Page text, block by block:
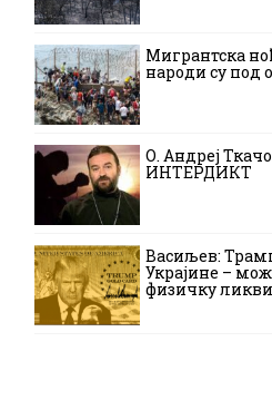
Мигрантска
народи су под
О. Андреј
ИНТЕРДИКТ
Васиљев:
Украјине –
физичку